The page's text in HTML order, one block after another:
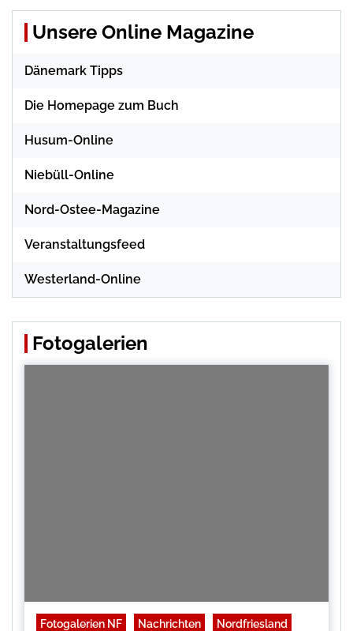
Unsere Online Magazine
Dänemark Tipps
Die Homepage zum Buch
Husum-Online
Niebüll-Online
Nord-Ostee-Magazine
Veranstaltungsfeed
Westerland-Online
Fotogalerien
Fotogalerien NF Nachrichten Nordfriesland